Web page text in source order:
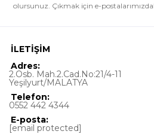
olursunuz. Çıkmak için e-
İLETİŞİM
Adres:
2.Osb. Mah.2.Cad.No:21/4-11
Yeşilyurt/MALATYA
Telefon:
0552 442 4344
E-posta:
[email protected]